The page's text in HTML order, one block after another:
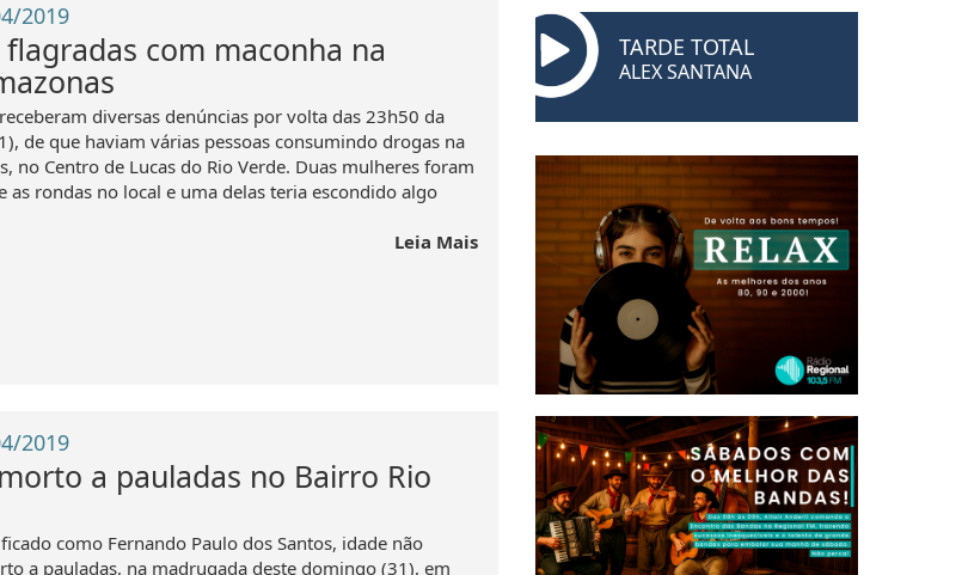
2019
flagradas com maconha na
diversas denúncias por volta das 23h50 da
de que haviam várias pessoas consumindo drogas na
no Centro de Lucas do Rio Verde. Duas mulheres foram
as rondas no local e uma delas teria escondido algo
Leia Mais
2019
a pauladas no Bairro Rio
como Fernando Paulo dos Santos, idade não
a pauladas, na madrugada deste domingo (31), em
TARDE TOTAL
ALEX SANTANA